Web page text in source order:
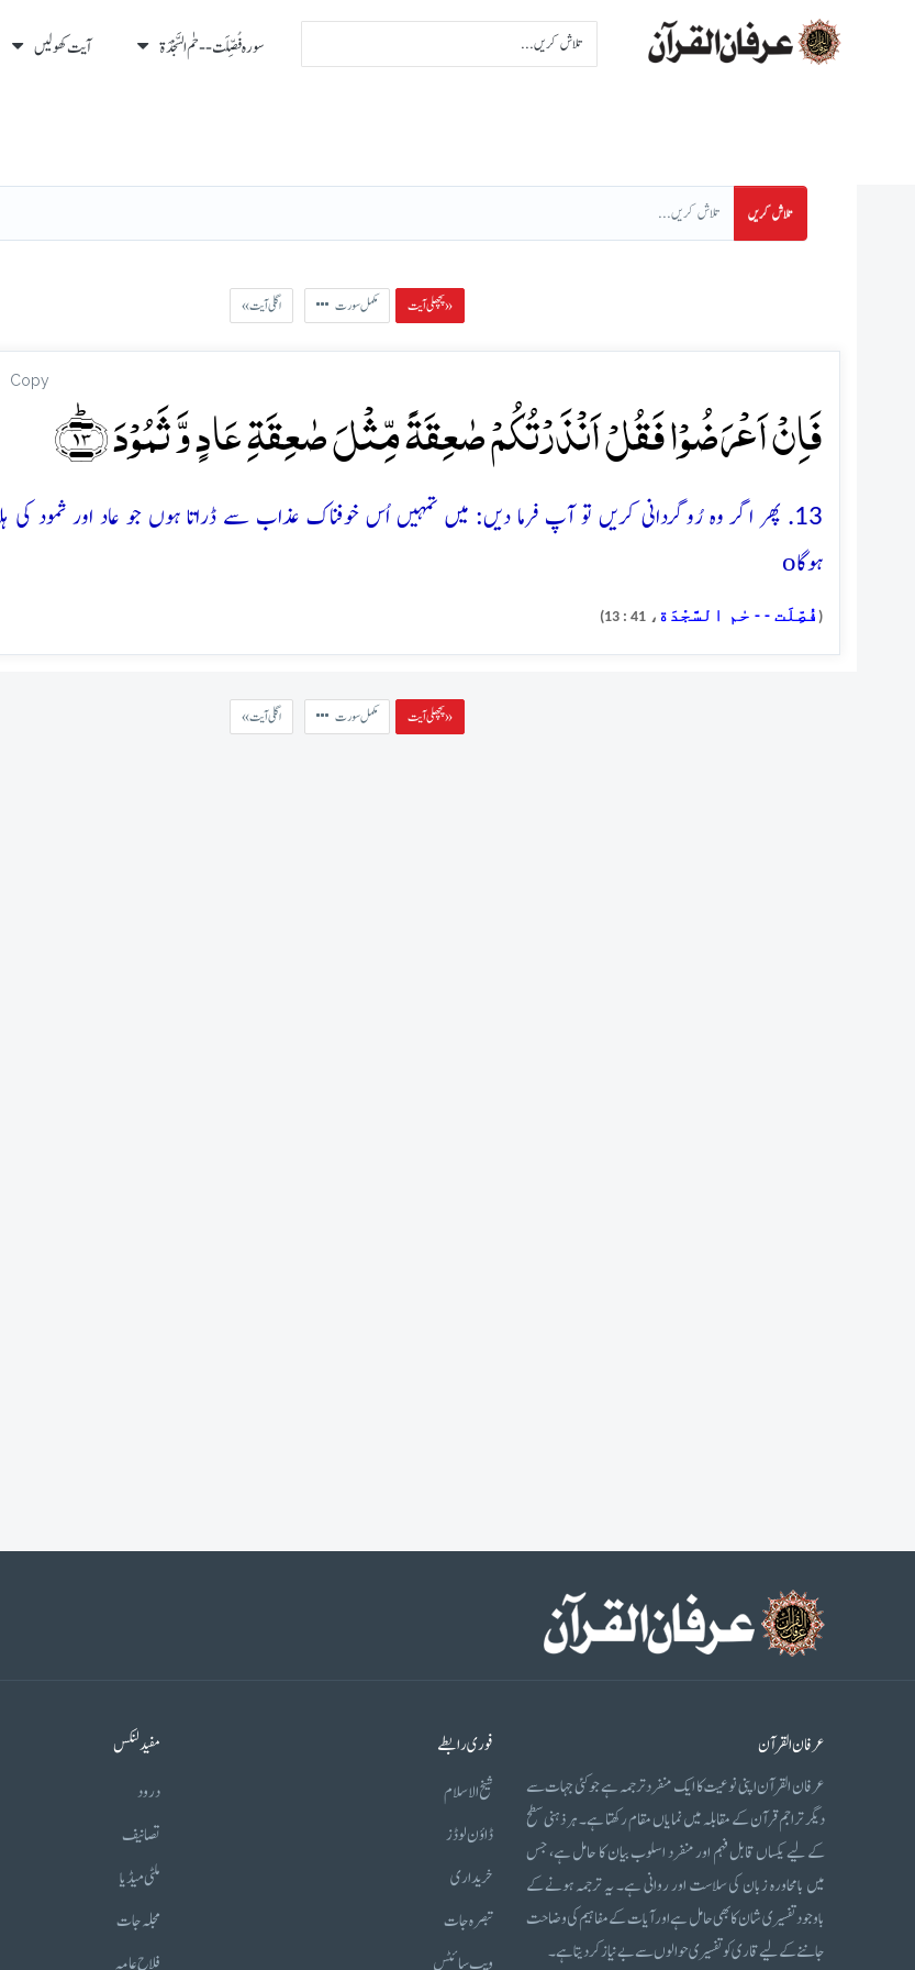
سورہ فُصِّلَت - - حٰم السَّجْدَة آیت کھولیں
تلاش کریں
پچھلی آیت » مکمل سورت « اگلی آیت
Copy
فَاِنۡ اَعۡرَضُوۡا فَقُلۡ اَنۡذَرۡتُکُمۡ صٰعِقَۃً مِّثۡلَ صٰعِقَۃِ عَادٍ وَّ ثَمُوۡدَ ﴿ؕ۱۳﴾
13. پھر اگر وہ رُوگردانی کریں تو آپ فرما دیں: میں تمہیں اُس خوفناک عذاب سے ڈراتا ہوں جو عاد اور ثمود کی
ہوگاo
( فُصِّلَت - - حٰم السَّجْدَة ، 41 : 13)
پچھلی آیت » مکمل سورت « اگلی آیت
عرفان القرآن
عرفان القرآن اپنی نوعیت کا ایک منفرد ترجمہ ہے جو کئی جہات سے
دیگر تراجم قرآن کے مقابلہ میں نمایاں مقام رکھتا ہے۔ ہر ذہنی سطح
کے لیے یکساں قابل فہم اور منفرد اسلوب بیان کا حامل ہے، جس
میں بامحاورہ زبان کی سلاست اور روانی ہے۔ یہ ترجمہ ہونے کے
باوجود تفسیری شان کا بھی حامل ہے اور آیات کے مفاہیم کی وضاحت
جاننے کے لیے قاری کو تفسیری حوالوں سے بے نیاز کر دیتا ہے۔
فوری رابطے
شیخ الاسلام
ڈاؤن لوڈز
خریداری
تبصرہ جات
ویب سائٹس
مفید لنکس
درود
تصانیف
ملٹی میڈیا
مجلہ جات
فلاح عامہ